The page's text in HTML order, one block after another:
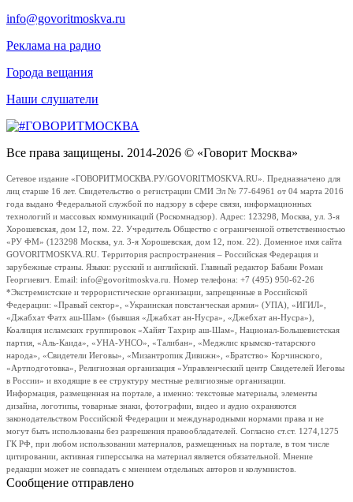
info@govoritmoskva.ru
Реклама на радио
Города вещания
Наши слушатели
Все права защищены. 2014-2026 © «Говорит Москва»
Сетевое издание «ГОВОРИТМОСКВА.РУ/GOVORITMOSKVA.RU». Предназначено для
лиц старше 16 лет. Свидетельство о регистрации СМИ Эл № 77-64961 от 04 марта 2016
года выдано Федеральной службой по надзору в сфере связи, информационных
технологий и массовых коммуникаций (Роскомнадзор). Адрес: 123298, Москва, ул. 3-я
Хорошевская, дом 12, пом. 22. Учредитель Общество с ограниченной ответственностью
«РУ ФМ» (123298 Москва, ул. 3-я Хорошевская, дом 12, пом. 22). Доменное имя сайта
GOVORITMOSKVA.RU. Территория распространения – Российская Федерация и
зарубежные страны. Языки: русский и английский. Главный редактор Бабаян Роман
Георгиевич. Email: info@govoritmoskva.ru. Номер телефона: +7 (495) 950-62-26
*Экстремистские и террористические организации, запрещенные в Российской
Федерации: «Правый сектор», «Украинская повстанческая армия» (УПА), «ИГИЛ»,
«Джабхат Фатх аш-Шам» (бывшая «Джабхат ан-Нусра», «Джебхат ан-Нусра»),
Коалиция исламских группировок «Хайят Тахрир аш-Шам», Национал-Большевистская
партия, «Аль-Каида», «УНА-УНСО», «Талибан», «Меджлис крымско-татарского
народа», «Свидетели Иеговы», «Мизантропик Дивижн», «Братство» Корчинского,
«Артподготовка», Религиозная организация «Управленческий центр Свидетелей Иеговы
в России» и входящие в ее структуру местные религиозные организации.
Информация, размещенная на портале, а именно: текстовые материалы, элементы
дизайна, логотипы, товарные знаки, фотографии, видео и аудио охраняются
законодательством Российской Федерации и международными нормами права и не
могут быть использованы без разрешения правообладателей. Согласно ст.ст. 1274,1275
ГК РФ, при любом использовании материалов, размещенных на портале, в том числе
цитировании, активная гиперссылка на материал является обязательной. Мнение
редакции может не совпадать с мнением отдельных авторов и колумнистов.
Сообщение отправлено